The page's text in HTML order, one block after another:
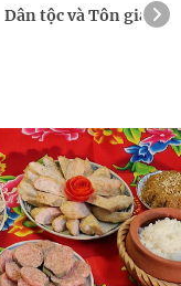
Dân tộc và Tôn giáo